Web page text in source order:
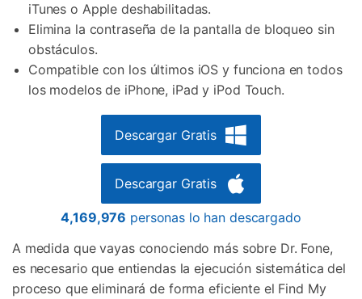
iTunes o Apple deshabilitadas.
Elimina la contraseña de la pantalla de bloqueo sin
obstáculos.
Compatible con los últimos iOS y funciona en todos
los modelos de iPhone, iPad y iPod Touch.
Descargar Gratis
Descargar Gratis
4,169,977 personas lo han descargado
A medida que vayas conociendo más sobre Dr. Fone,
es necesario que entiendas la ejecución sistemática del
proceso que eliminará de forma eficiente el Find My